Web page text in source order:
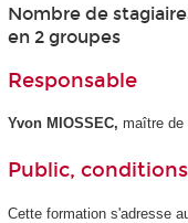
Nombre de
en 2 groupes
Responsable
Yvon MIOSSEC, maître de
Public,
Cette formation s'adresse